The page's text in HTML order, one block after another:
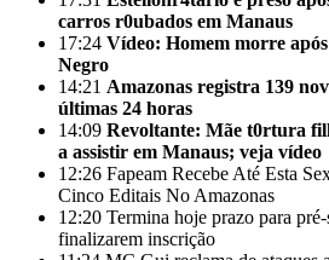
carros r0ubados em Manaus
17:24 Vídeo: Homem morre
Negro
14:21 Amazonas registra 139
últimas 24 horas
14:09 Revoltante: Mãe t0rtura
a assistir em Manaus; veja vídeo
12:26 Fapeam Recebe Até Esta
Cinco Editais No Amazonas
12:20 Termina hoje prazo para
finalizarem inscrição